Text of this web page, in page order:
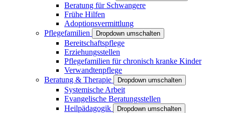
Beratung für Schwangere
Frühe Hilfen
Adoptionsvermittlung
Pflegefamilien
Dropdown umschalten
Bereitschaftspflege
Erziehungsstellen
Pflegefamilien für chronisch kranke Kinder
Verwandtenpflege
Beratung & Therapie
Dropdown umschalten
Systemische Arbeit
Evangelische Beratungsstellen
Heilpädagogik
Dropdown umschalten